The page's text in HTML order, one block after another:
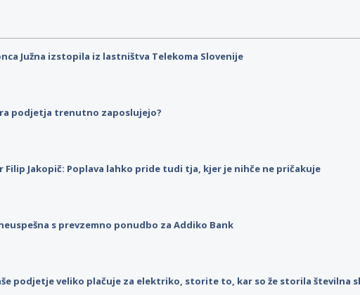
Južna izstopila iz lastništva Telekoma Slovenije
podjetja trenutno zaposlujejo?
Filip Jakopič: Poplava lahko pride tudi tja, kjer je nihče ne pričakuje
s prevzemno ponudbo za Addiko Bank
podjetje veliko plačuje za elektriko, storite to, kar so že storila številna